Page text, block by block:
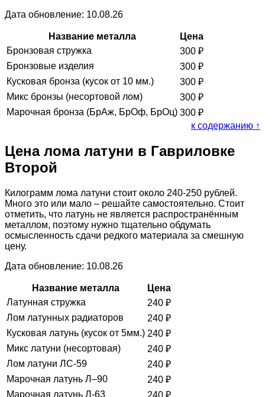
Дата обновление: 10.08.26
Название металла
Цена
Бронзовая стружка
300 ₽
Бронзовые изделия
300 ₽
Кусковая бронза (кусок от 10 мм.)
300 ₽
Микс бронзы (несортовой лом)
300 ₽
Марочная бронза (БрАж, БрОф, БрОц) 300 ₽
к содержанию ↑
Цена лома латуни в Гавриловке
Второй
Килограмм лома латуни стоит около 240-250 рублей.
Много это или мало – решайте самостоятельно. Стоит
отметить, что латунь не является распространённым
металлом, поэтому нужно тщательно обдумать
осмысленность сдачи редкого материала за смешную
цену.
Дата обновление: 10.08.26
Название металла
Цена
Латунная стружка
240 ₽
Лом латунных радиаторов
240 ₽
Кусковая латунь (кусок от 5мм.) 240 ₽
Микс латуни (несортовая)
240 ₽
Лом латуни ЛС-59
240 ₽
Марочная латунь Л–90
240 ₽
Марочная латунь Л-63
240 ₽